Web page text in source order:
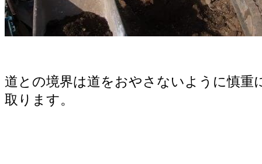
道との境界は道をおやさないように慎重
取ります。